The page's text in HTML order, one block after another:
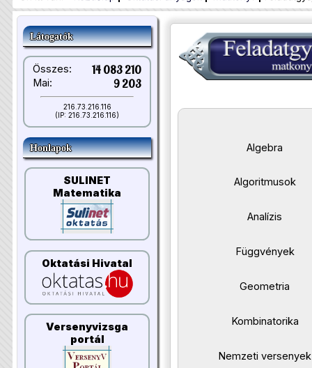
Látogatók
Összes: 14 083 210
Mai: 9 203
216.73.216.116
(IP: 216.73.216.116)
Honlapok
SULINET
Matematika
Oktatási Hivatal
Versenyvizsga
portál
Algebra
Algoritmusok
Analízis
Függvények
Geometria
Kombinatorika
Nemzeti versenyek